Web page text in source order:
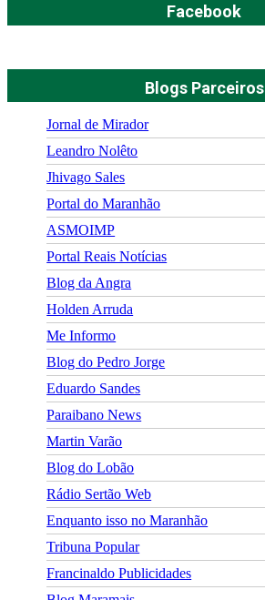
Facebook
Blogs Parceiros
Jornal de Mirador
Leandro Nolêto
Jhivago Sales
Portal do Maranhão
ASMOIMP
Portal Reais Notí­cias
Blog da Angra
Holden Arruda
Me Informo
Blog do Pedro Jorge
Eduardo Sandes
Paraibano News
Martin Varão
Blog do Lobão
Rádio Sertão Web
Enquanto isso no Maranhão
Tribuna Popular
Francinaldo Publicidades